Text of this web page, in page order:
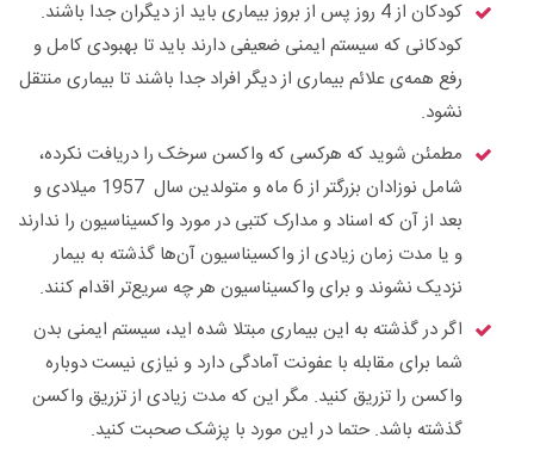
کودکان از 4 روز پس از بروز بیماری باید از دیگران جدا باشند.
کودکانی که سیستم ایمنی ضعیفی دارند باید تا بهبودی کامل و
رفع همه‌ی علائم بیماری از دیگر افراد جدا باشند تا بیماری منتقل
نشود.
مطمئن شوید که هرکسی که واکسن سرخک را دریافت نکرده،
شامل نوزادان بزرگتر از 6 ماه و متولدین سال 1957 میلادی و
بعد از آن که اسناد و مدارک کتبی در مورد واکسیناسیون را ندارند
و یا مدت زمان زیادی از واکسیناسیون آن‌ها گذشته به بیمار
نزدیک نشوند و برای واکسیناسیون هر چه سریع‌تر اقدام کنند.
اگر در گذشته به این بیماری مبتلا شده اید، سیستم ایمنی بدن
شما برای مقابله با عفونت آمادگی دارد و نیازی نیست دوباره
واکسن را تزریق کنید. مگر این که مدت زیادی از تزریق واکسن
گذشته باشد. حتما در این مورد با پزشک صحبت کنید.